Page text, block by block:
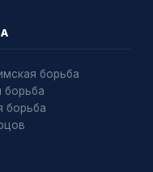
борьба
борьба
борьба